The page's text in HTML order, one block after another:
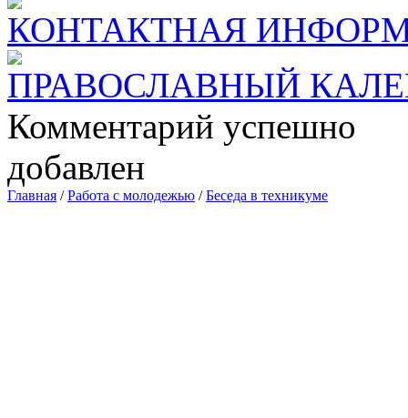
КОНТАКТНАЯ
ПРАВОСЛАВНЫЙ
Комментарий успешно
добавлен
Главная /Работа с молодежью /Беседа в техникуме